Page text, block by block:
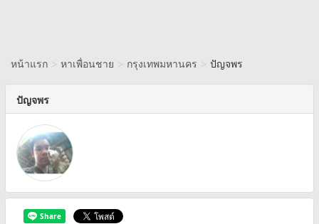
หน้าแรก > หาเพื่อนชาย > กรุงเทพมหานคร > ปัญจพร
ปัญจพร